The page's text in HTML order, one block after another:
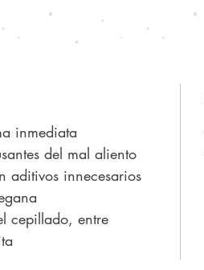
inmediata
del mal aliento
aditivos innecesarios
cepillado, entre